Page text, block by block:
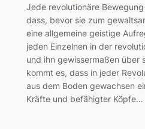
Jede revolutionäre
dass, bevor sie zum
eine allgemeine geistige
jeden Einzelnen in der
und ihn gewissermaßen über
kommt es, dass in jeder
aus dem Boden gewachsen
Kräfte und befähigter Köpfe…